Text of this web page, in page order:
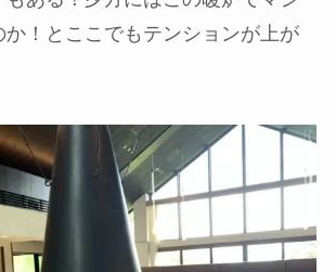
か！とここでもテンションが上が